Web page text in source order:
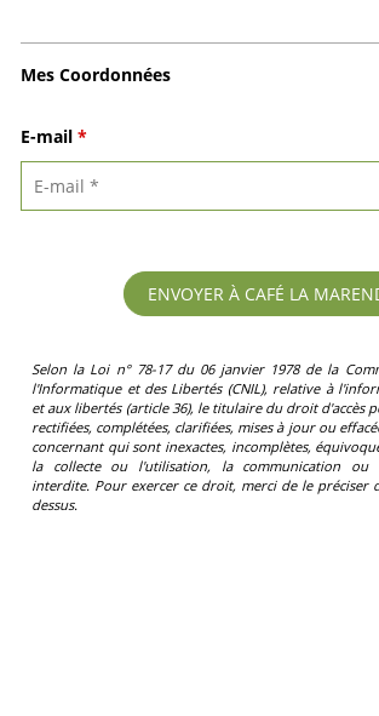
Mes Coordonnées
E-mail *
Selon la Loi n° 78-17 du 06 janvier 1978 de la
l'Informatique et des Libertés (CNIL), relative à
et aux libertés (article 36), le titulaire du droit d'accès
rectifiées, complétées, clarifiées, mises à jour ou
concernant qui sont inexactes, incomplètes,
la collecte ou l'utilisation, la communication ou
interdite. Pour exercer ce droit, merci de le préciser
dessus.